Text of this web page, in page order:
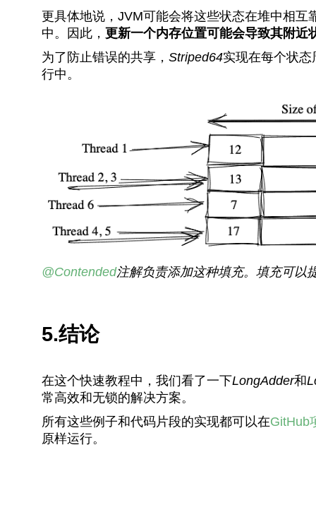
更具体地说，JVM可能会将这些状态在堆中相
中。因此， 更新一个内存位置可能会导致其附近
为了防止错误的共享， Striped64实现在每个状态
行中。
@Contended注解负责添加这种填充。填充可以
5.结论
在这个快速教程中，我们看了一下LongAdder和
常高效和无锁的解决方案。
所有这些例子和代码片段的实现都可以在GitHub
原样运行。